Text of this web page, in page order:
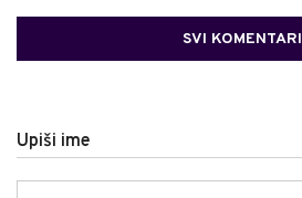
SVI KOMENTARI
Upiši ime